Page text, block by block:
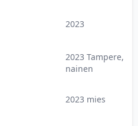
2023
2023 Tampere,
nainen
2023 mies